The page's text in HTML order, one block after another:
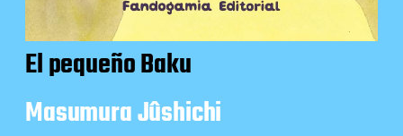
El pequeño Baku
Masumura Jûshichi